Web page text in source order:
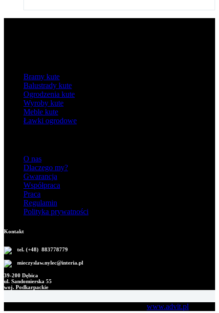
Bramy kute
Balustrady kute
Ogrodzenia kute
Wyroby kute
Meble kute
Ławki ogrodowe
O nas
Dlaczego my?
Gwarancja
Współpraca
Praca
Regulamin
Polityka prywatności
Kontakt
tel. (+48) 883778779
mieczyslaw.nylec@interia.pl
39-200 Dębica
ul. Sandomierska 55
woj. Podkarpackie
www.advit.pl